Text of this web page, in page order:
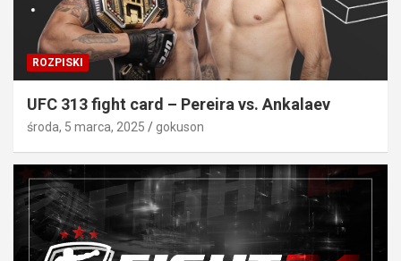
ROZPISKI
UFC 313 fight card – Pereira vs. Ankalaev
środa, 5 marca, 2025 gokuson